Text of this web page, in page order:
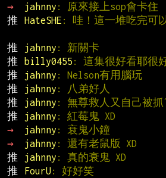
→
jahnny : 原來接上sop會卡住
推
HateSHE : 哇！這一堆吃完可
推
jahnny : 新關卡
推
billy0455 : 這集很好看耶很
推
jahnny : Nelson有用腦玩
推
jahnny : 八弟好人
推
jahnny : 無尊救人又自己被抓
推
jahnny : 紅莓鬼 XD
→
jahnny : 衰鬼小鐘
→
jahnny : 還有老鼠版 XD
推
jahnny : 真的衰鬼 XD
推
FourU: 好好笑